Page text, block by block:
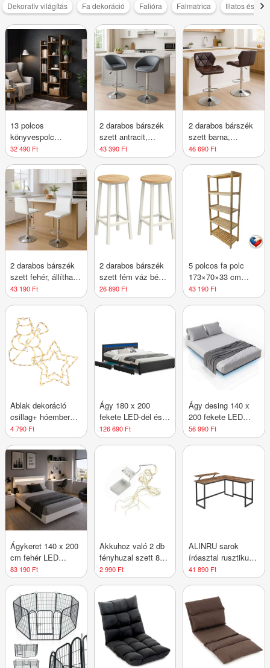
Dekoratív világítás
Fa dekoráció Falióra Falmatrica Illatos és
13 polcos
könyvespolc
86×25×140 cm
rusztikus barna
32 490 Ft
2 darabos bárszék
szett antracit,
állítható magasság
43 390 Ft
2 darabos bárszék
szett barna,
állítható magasság
46 690 Ft
2 darabos bárszék
szett fehér, állítható
magasság
43 190 Ft
2 darabos bárszék
szett fém váz bézs
és fehér tölgy
26 890 Ft
5 polcos fa polc
173×70×33 cm
fenyő cseh
gyártmány
43 190 Ft
Ablak dekoráció
csillag+ hóember
meleg fehér
4 790 Ft
Ágy 180 x 200
fekete LED-del és
fiókokkal
126 690 Ft
Ágy desing 140 x
200 fekete LED
háttérvilágítással
56 990 Ft
Ágykeret 140 x 200
cm fehér LED
fejtámlával
83 190 Ft
Akkuhoz való 2 db
fényhuzal szett 8
db Led meleg fehér
2 990 Ft
ALINRU sarok
íróasztal rusztikus
barna 140 x 130 cm
41 890 Ft